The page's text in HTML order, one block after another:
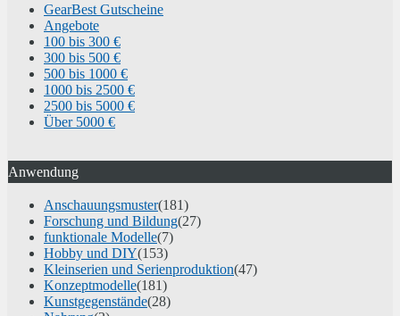
GearBest Gutscheine
Angebote
100 bis 300 €
300 bis 500 €
500 bis 1000 €
1000 bis 2500 €
2500 bis 5000 €
Über 5000 €
Anwendung
Anschauungsmuster(181)
Forschung und Bildung(27)
funktionale Modelle(7)
Hobby und DIY(153)
Kleinserien und Serienproduktion(47)
Konzeptmodelle(181)
Kunstgegenstände(28)